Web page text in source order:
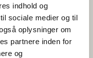
indhold og
sociale medier og til
oplysninger om
partnere inden for
og
bråka eftersom de aldrig
och Arne, de två sista
ska komma tillbaka –
är mindre bekymrad över